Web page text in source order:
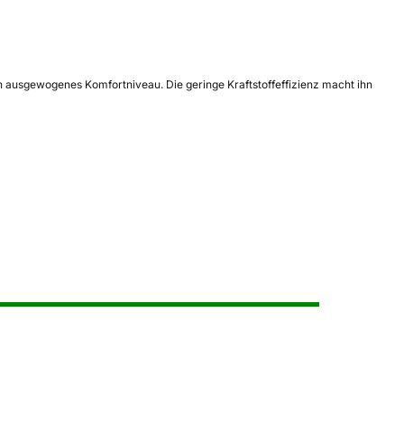
Komfortniveau. Die geringe Kraftstoffeffizienz macht ihn